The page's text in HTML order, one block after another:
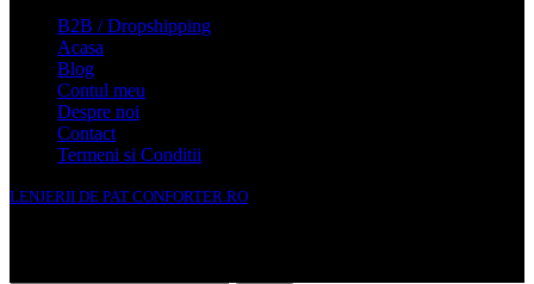
B2B / Dropshipping
Acasa
Blog
Contul meu
Despre noi
Contact
Termeni si Conditii
LENJERII DE PAT CONFORTER.RO